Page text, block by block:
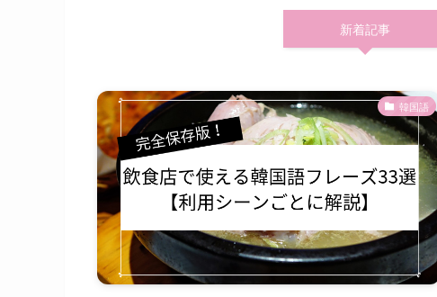
新着記事
韓国語